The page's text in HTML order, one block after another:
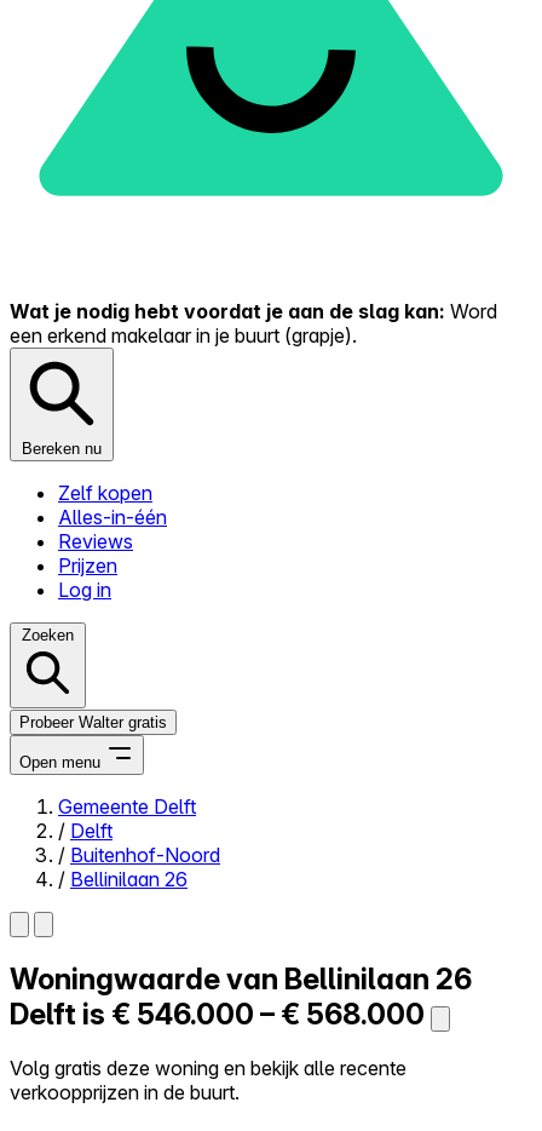
Wat je nodig hebt voordat je aan de slag kan: Word
een erkend makelaar in je buurt (grapje).
Bereken nu
Zelf kopen
Alles-in-één
Reviews
Prijzen
Log in
Zoeken
Probeer Walter gratis
Open menu
Close menu
Zelf kopen
Alles-in-één
Reviews
Log in
Gemeente Delft
/ Delft
/ Buitenhof-Noord
/ Bellinilaan 26
Woningwaarde van Bellinilaan 26
Delft is € 546.000 – € 568.000
Volg gratis deze woning en bekijk alle recente
verkoopprijzen in de buurt.